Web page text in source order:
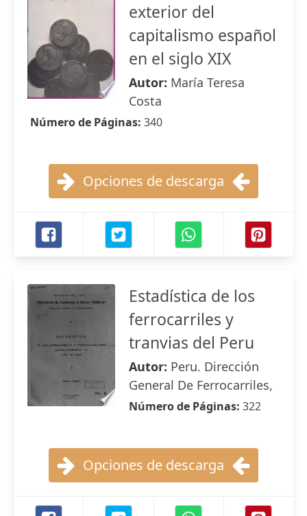
exterior del
capitalismo español
en el siglo XIX
Autor: María Teresa
Costa
Número de Páginas: 340
Opciones de descarga
Estadística de los
ferrocarriles y
tranvias del Peru
Autor: Peru. Dirección
General De Ferrocarriles,
Número de Páginas: 322
Opciones de descarga